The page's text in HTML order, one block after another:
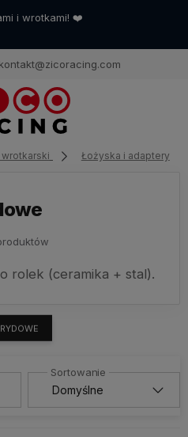
i wrotkami! ❤️
kontakt@zicoracing.com
naszej aktualnej oferty lub
Łożyska i adaptery
rolek (ceramika + stal).